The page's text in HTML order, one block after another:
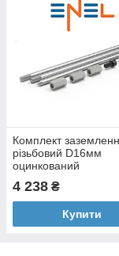
Комплект
різьбовий D16мм
оцинкований
4 238 ₴
Купити